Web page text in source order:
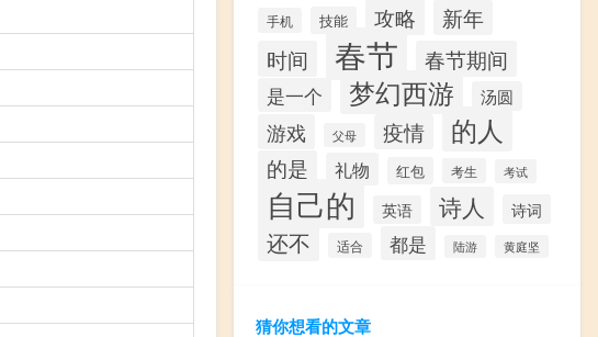
手机 技能 攻略 新年
时间 春节 春节期间
是一个 梦幻西游 汤圆
游戏 父母 疫情 的人
的是 礼物 红包 考生 考试
自己的 英语 诗人 诗词
还不 适合 都是 陆游 黄庭坚
猜你想看的文章